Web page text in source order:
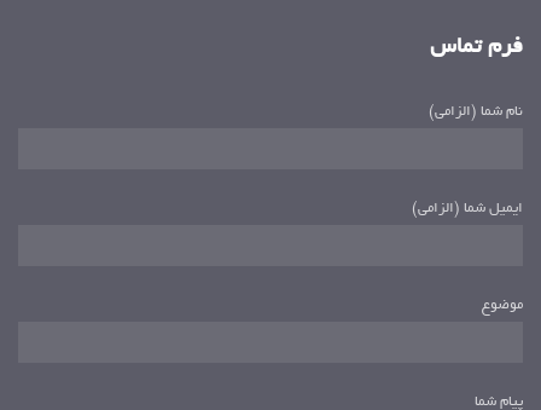
فرم تماس
نام شما (الزامی)
ایمیل شما (الزامی)
موضوع
پیام شما